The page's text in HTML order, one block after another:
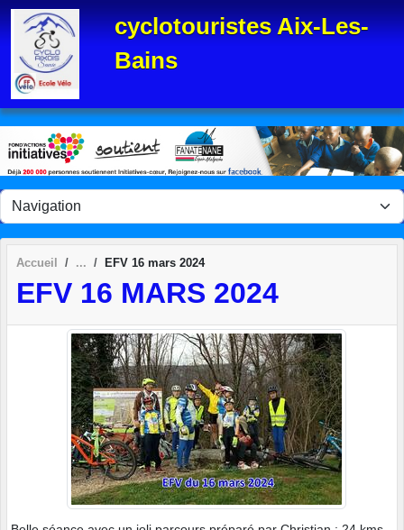
cyclotouristes Aix-Les-
Bains
Accueil EFV 16 mars 2024
EFV 16 MARS 2024
Panneau de gestion des cookies